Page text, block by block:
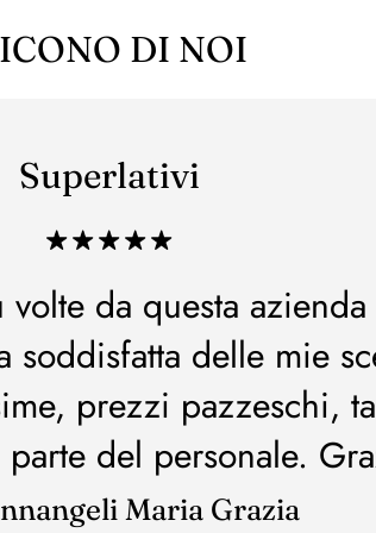
DI NOI
Superlativi
da questa
soddisfatta delle mie
prezzi pazzeschi,
del personale.
Maria Grazia